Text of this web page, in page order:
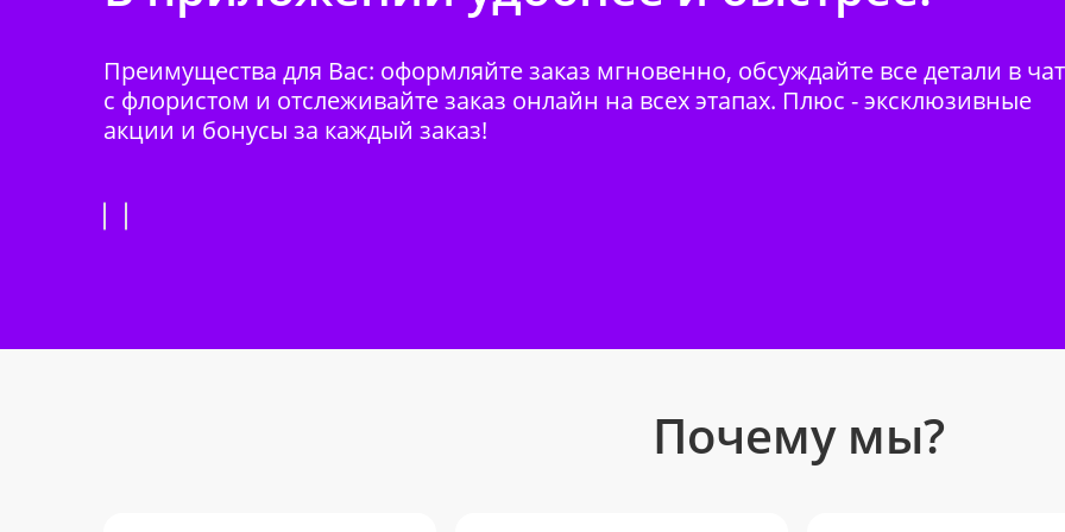
Преимущества для Вас: оформляйте заказ мгновенно, обсуждайте все детали в
с флористом и отслеживайте заказ онлайн на всех этапах. Плюс - эксклюзивные
акции и бонусы за каждый заказ!
Почему мы?